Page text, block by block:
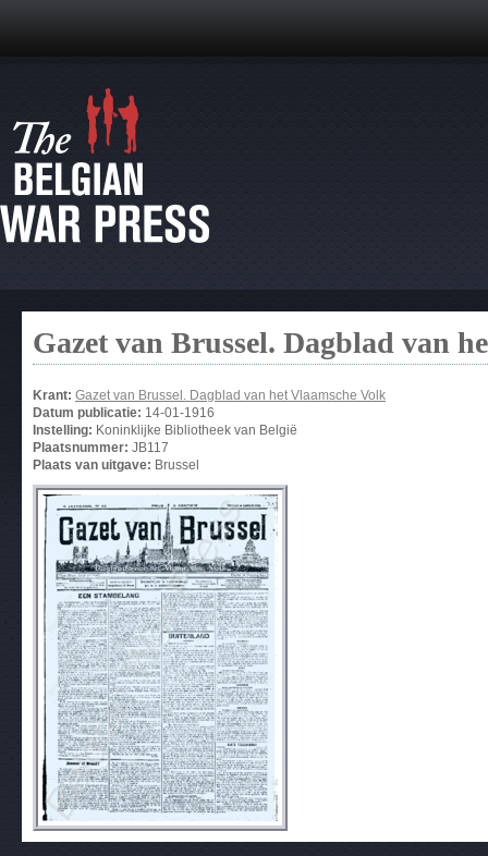
Gazet van Brussel. Dagblad van
Krant: Gazet van Brussel. Dagblad van het Vlaamsche Volk
Datum publicatie: 14-01-1916
Instelling: Koninklijke Bibliotheek van België
Plaatsnummer: JB117
Plaats van uitgave: Brussel